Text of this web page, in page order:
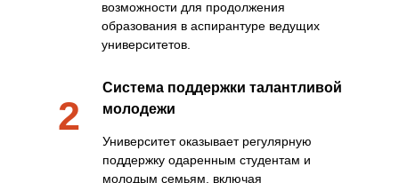
2
Система поддержки талантливой
молодежи
Университет оказывает регулярную
поддержку одаренным студентам и
молодым семьям, включая
возможности для продолжения
образования в аспирантуре ведущих
университетов.